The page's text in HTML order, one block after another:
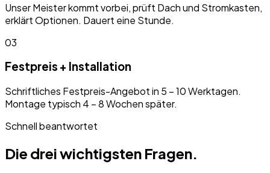
Unser Meister kommt vorbei, prüft Dach und Stromkasten,
erklärt Optionen. Dauert eine Stunde.
03
Festpreis + Installation
Schriftliches Festpreis-Angebot in 5 – 10 Werktagen.
Montage typisch 4 – 8 Wochen später.
Schnell beantwortet
Die drei wichtigsten Fragen.